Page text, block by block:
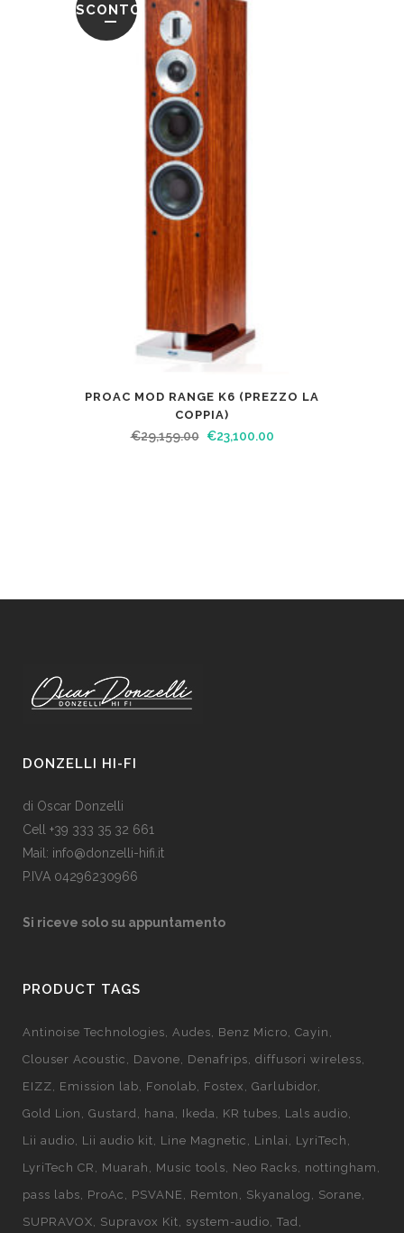
SCONTO
PROAC MOD RANGE K6 (PREZZO LA
COPPIA)
€29,159.00 €23,100.00
DONZELLI HI-FI
di Oscar Donzelli
Cell +39 333 35 32 661
Mail: info@donzelli-hifi.it
P.IVA 04296230966
Si riceve solo su appuntamento
PRODUCT TAGS
Antinoise Technologies Audes Benz Micro Cayin
Clouser Acoustic
Davone Denafrips diffusori wireless
EIZZ
Emission lab Fonolab Fostex
Garlubidor
Gold Lion
Gustard hana Ikeda KR tubes
Lals audio
Lii audio
Lii audio kit Line Magnetic Linlai
LyriTech
LyriTech CR
Muarah Music tools Neo Racks
nottingham
pass labs
ProAc PSVANE Remton Skyanalog
Sorane
SUPRAVOX
Supravox Kit system-audio Tad